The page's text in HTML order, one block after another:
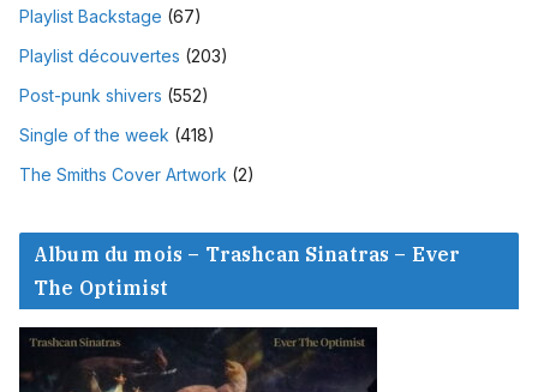
Playlist Backstage (67)
Playlist découvertes (203)
Post-punk shivers (552)
Single of the week (418)
The Smiths Cover Artwork (2)
Album du mois – Trashcan Sinatras – Ever
The Optimist